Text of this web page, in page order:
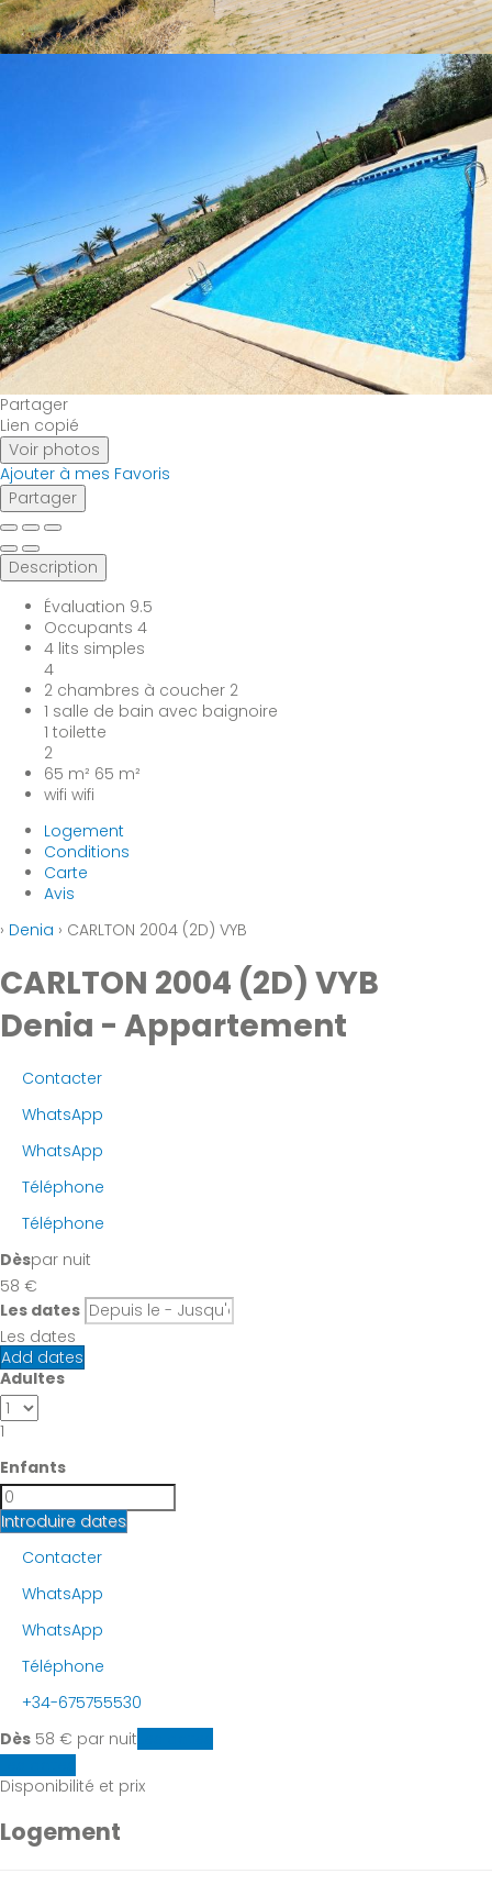
Partager
Lien copié
Voir photos
Ajouter à mes Favoris
Partager
Description
Évaluation 9.5
Occupants 4
4 lits simples
4
2 chambres à coucher 2
1 salle de bain avec baignoire
1 toilette
2
65 m² 65 m²
wifi wifi
Logement
Conditions
Carte
Avis
› Denia › CARLTON 2004 (2D) VYB
CARLTON 2004 (2D) VYB
Denia - Appartement
Contacter
WhatsApp
WhatsApp
Téléphone
Téléphone
Dèspar nuit
58 €
Les dates
Les dates
Add dates
Adultes
1
Enfants
Introduire dates
Contacter
WhatsApp
WhatsApp
Téléphone
+34-675755530
Dès 58 € par nuit
Disponibilité et prix
Logement